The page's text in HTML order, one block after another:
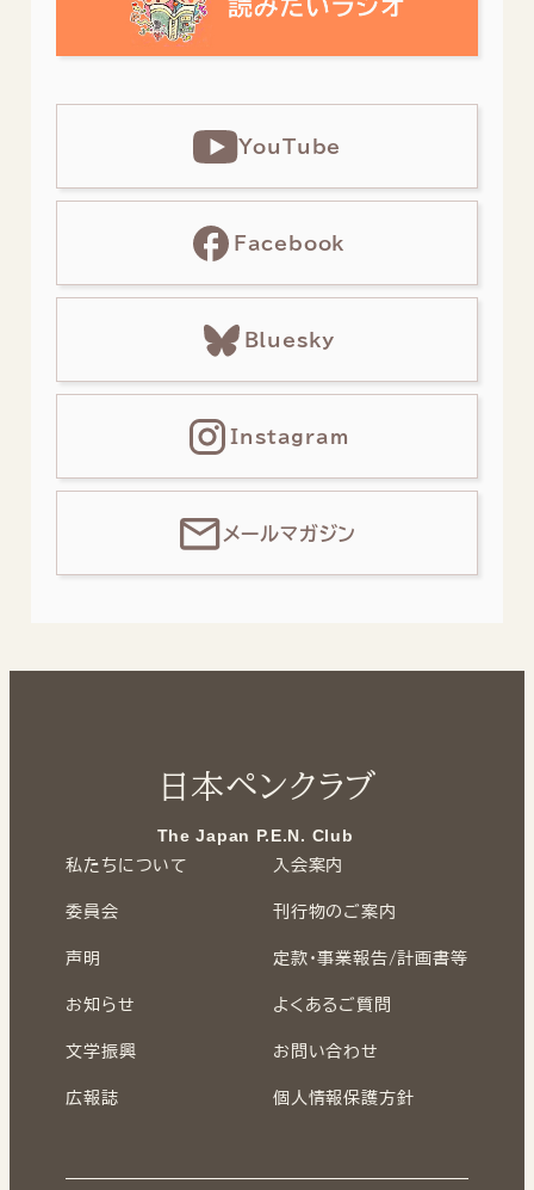
YouTube
Facebook
Bluesky
Instagram
メールマガジン
日本ペンクラブ
The Japan P.E.N. Club
私たちについて
委員会
声明
お知らせ
文学振興
広報誌
入会案内
刊行物のご案内
定款・事業報告/計画書等
よくあるご質問
お問い合わせ
個人情報保護方針